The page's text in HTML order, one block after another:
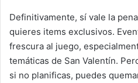
Definitivamente, sí vale la
quieres items exclusivos.
frescura al juego,
temáticas de San Valentín.
si no planificas, puedes